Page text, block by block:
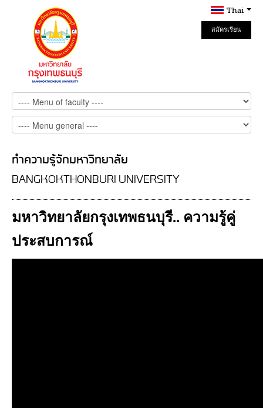
Thai
สมัครเรียน
Online
ทำความรู้จักมหาวิทยาลัย
BANGKOKTHONBURI UNIVERSITY
มหาวิทยาลัยกรุงเทพธนบุรี.. ความรู้คู่
ประสบการณ์